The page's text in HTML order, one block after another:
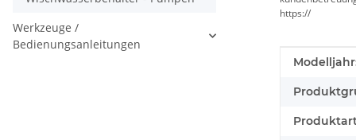
https://
Wert
Werkzeuge /
Bedienungsanleitungen